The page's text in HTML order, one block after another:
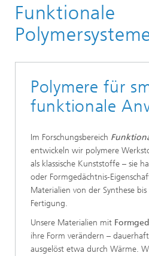
Forschung
Funktionale
Polymere für
funktionale
Im Forschungsbereich
entwickeln wir polymere
als klassische Kunststoffe – sie
oder Formgedächtnis-
Materialien von der Synthese
Fertigung.
Unsere Materialien mit
ihre Form verändern –
ausgelöst etwa durch Wärme.